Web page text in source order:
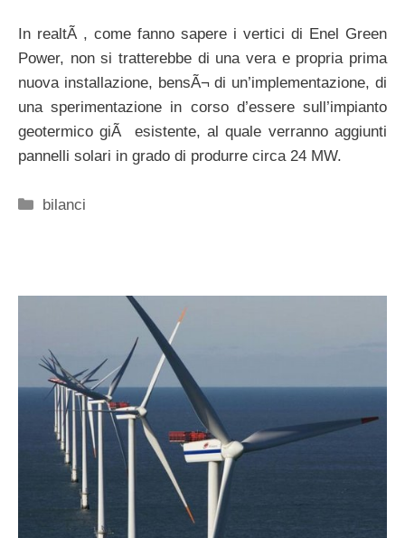
In realtÃ , come fanno sapere i vertici di Enel Green
Power, non si tratterebbe di una vera e propria prima
nuova installazione, bensÃ¬ di un’implementazione, di
una sperimentazione in corso d’essere sull’impianto
geotermico giÃ esistente, al quale verranno aggiunti
pannelli solari in grado di produrre circa 24 MW.
Categorie
bilanci